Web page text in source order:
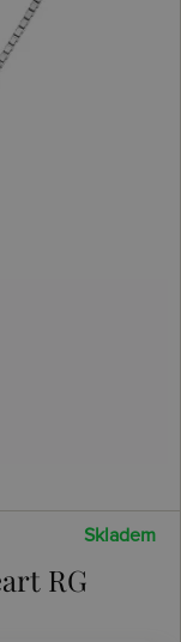
Skladem
RG